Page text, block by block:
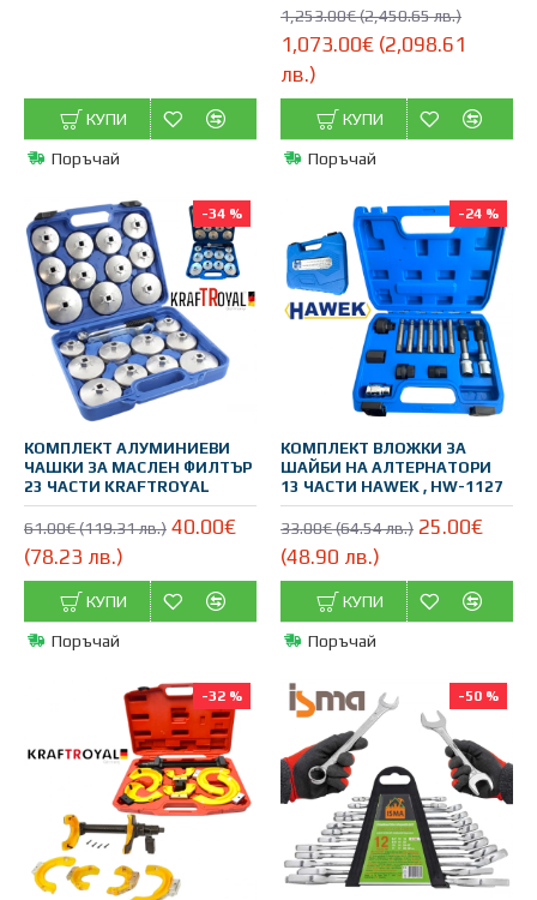
КУПИ
Поръчай
1,253.00€ (2,450.65 лв.)
1,073.00€ (2,098.61
лв.)
КУПИ
Поръчай
-34 %
КОМПЛЕКТ АЛУМИНИЕВИ
ЧАШКИ ЗА МАСЛЕН ФИЛТЪР
23 ЧАСТИ KRAFTROYAL
61.00€ (119.31 лв.) 40.00€
(78.23 лв.)
КУПИ
Поръчай
-24 %
КОМПЛЕКТ ВЛОЖКИ ЗА
ШАЙБИ НА АЛТЕРНАТОРИ
13 ЧАСТИ HAWEK , HW-1127
33.00€ (64.54 лв.) 25.00€
(48.90 лв.)
КУПИ
Поръчай
-32 % -50 %